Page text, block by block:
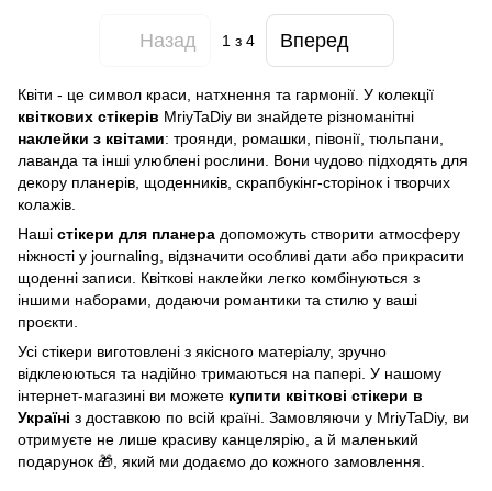
Квіти - це символ краси, натхнення та гармонії. У колекції
квіткових стікерів MriyTaDiy ви знайдете різноманітні
наклейки з квітами: троянди, ромашки, півонії, тюльпани,
лаванда та інші улюблені рослини. Вони чудово підходять для
декору планерів, щоденників, скрапбукінг-сторінок і творчих
колажів.
Наші стікери для планера допоможуть створити атмосферу
ніжності у journaling, відзначити особливі дати або прикрасити
щоденні записи. Квіткові наклейки легко комбінуються з
іншими наборами, додаючи романтики та стилю у ваші
проєкти.
Усі стікери виготовлені з якісного матеріалу, зручно
відклеюються та надійно тримаються на папері. У нашому
інтернет-магазині ви можете купити квіткові стікери в
Україні з доставкою по всій країні. Замовляючи у MriyTaDiy, ви
отримуєте не лише красиву канцелярію, а й маленький
подарунок 🎁, який ми додаємо до кожного замовлення.
Назад 1 з 4 Вперед